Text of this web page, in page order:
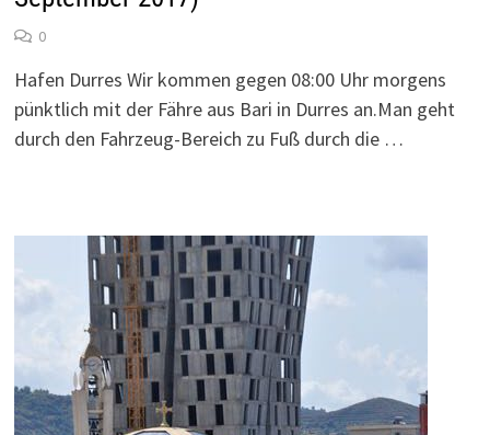
0
Hafen Durres Wir kommen gegen 08:00 Uhr morgens
pünktlich mit der Fähre aus Bari in Durres an.Man geht
durch den Fahrzeug-Bereich zu Fuß durch die …